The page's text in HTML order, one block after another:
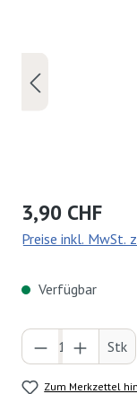
Regulärer Preis:
3,90 CHF
Preise inkl. MwSt.
Verfügbar
Produkt Stk
Zum Merkzettel